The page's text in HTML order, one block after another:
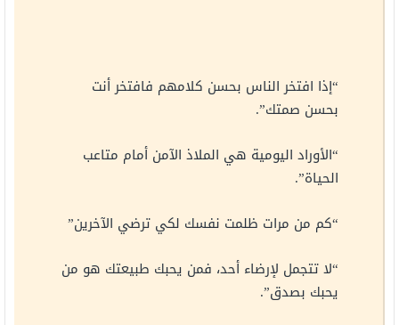
“إذا افتخر الناس بحسن كلامهم فافتخر أنت
بحسن صمتك”.
“الأوراد اليومية هي الملاذ الآمن أمام متاعب
الحياة”.
“كم من مرات ظلمت نفسك لكي ترضي الآخرين”
“لا تتجمل لإرضاء أحد، فمن يحبك طبيعتك هو من
يحبك بصدق”.